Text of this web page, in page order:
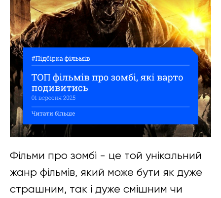
Фільми про зомбі - це той унікальний
жанр фільмів, який може бути як дуже
страшним, так і дуже смішним чи